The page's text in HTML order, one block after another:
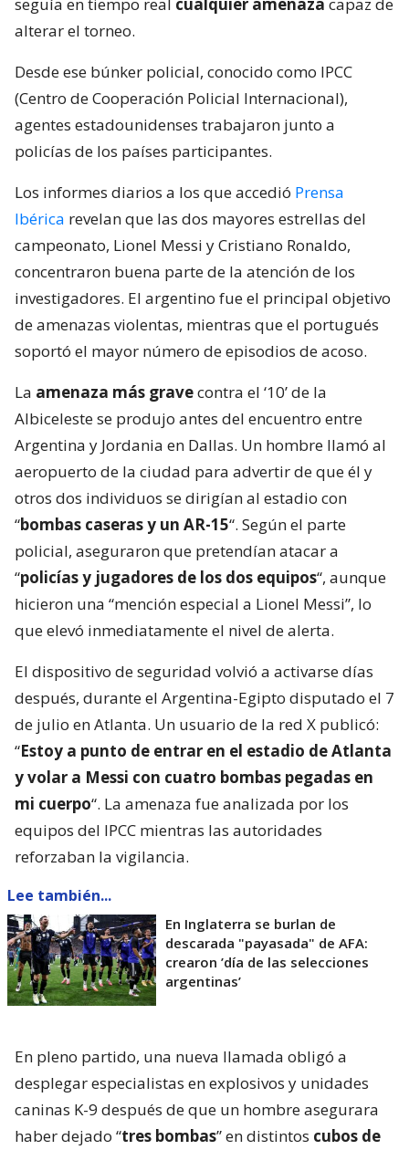
alterar el torneo.
Desde ese búnker policial, conocido como IPCC
(Centro de Cooperación Policial Internacional),
agentes estadounidenses trabajaron junto a
policías de los países participantes.
Los informes diarios a los que accedió Prensa
Ibérica revelan que las dos mayores estrellas del
campeonato, Lionel Messi y Cristiano Ronaldo,
concentraron buena parte de la atención de los
investigadores. El argentino fue el principal objetivo
de amenazas violentas, mientras que el portugués
soportó el mayor número de episodios de acoso.
La amenaza más gravecontra el ‘10’ de la
Albiceleste se produjo antes del encuentro entre
Argentina y Jordania en Dallas. Un hombre llamó al
aeropuerto de la ciudad para advertir de que él y
otros dos individuos se dirigían al estadio con
“bombas caseras y un AR-15“. Según el parte
policial, aseguraron que pretendían atacar a
“policías y jugadores de los dos equipos“, aunque
hicieron una “mención especial a Lionel Messi”, lo
que elevó inmediatamente el nivel de alerta.
El dispositivo de seguridad volvió a activarse días
después, durante el Argentina-Egipto disputado el 7
de julio en Atlanta. Un usuario de la red X publicó:
“Estoy a punto de entrar en el estadio de Atlanta
y volar a Messi con cuatro bombas pegadas en
mi cuerpo“. La amenaza fue analizada por los
equipos del IPCC mientras las autoridades
reforzaban la vigilancia.
Lee también...
En Inglaterra se burlan de
descarada "payasada" de AFA:
crearon ’día de las selecciones
argentinas’
En pleno partido, una nueva llamada obligó a
desplegar especialistas en explosivos y unidades
caninas K-9 después de que un hombre asegurara
haber dejado “tres bombas” en distintos cubos de